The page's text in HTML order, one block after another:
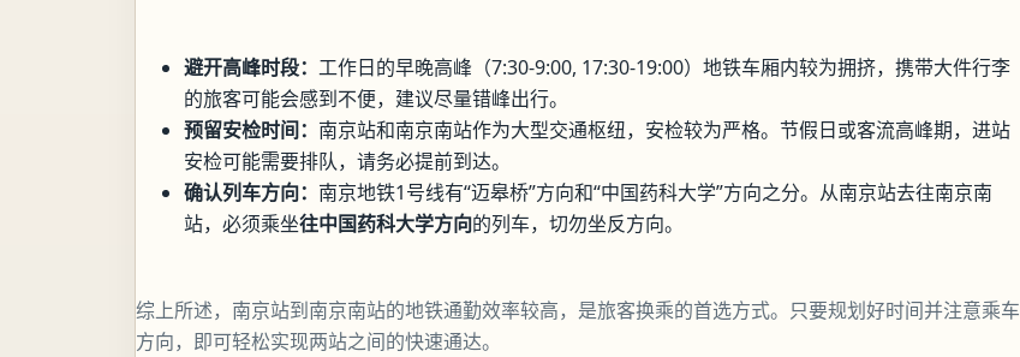
避开高峰时段： 工作日的早晚高峰（7:30-9:00, 17:30-19:00）地铁车厢内较为拥挤，携带大件行李
的旅客可能会感到不便，建议尽量错峰出行。
预留安检时间： 南京站和南京南站作为大型交通枢纽，安检较为严格。节假日或客流高峰期，进站
安检可能需要排队，请务必提前到达。
确认列车方向： 南京地铁1号线有“迈皋桥”方向和“中国药科大学”方向之分。从南京站去往南京南
站，必须乘坐往中国药科大学方向的列车，切勿坐反方向。
综上所述，南京站到南京南站的地铁通勤效率较高，是旅客换乘的首选方式。只要规划好时间并注意乘车
方向，即可轻松实现两站之间的快速通达。